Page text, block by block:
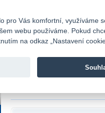
Fio banka
pro Vás komfortní, využíváme
webu používáme. Pokud
na odkaz „Nastavení